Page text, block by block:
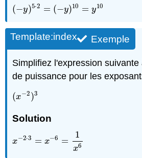
(−y)5⋅2 = (−y)10 = y10
(−y)5⋅2 =( −y)10= y10
Exemple
Template:index
Simplifiez l'expression
de puissance pour les
(x−2)3
(x−2)3
Solution
x−2⋅3 = x−6 =
1
x6
x−2⋅3= x−6=1x 6